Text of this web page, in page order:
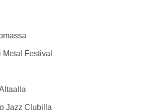
Festival
Jazz Clubilla